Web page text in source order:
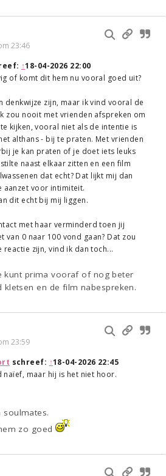
23:46
↑18-04-2026 22:00
of komt dit hem nu vooral goed uit?
denkwijze zijn, maar ik vind vooral de
zou nooit met vrienden afspreken om
kijken, vooral niet als de intentie is
althans - bij te praten. Met vrienden
je kan praten of je doet iets leuks
naast elkaar zitten en een film
dat echt? Dat lijkt mij dan
aanzet voor intimiteit.
dit echt bij mij liggen.
met haar verminderd toen jij
van 0 naar 100 vond gaan? Dat zou
reactie zijn, vind ik dan toch...
kunt prima vooraf of nog beter
en de film nabespreken.
23:59
schreef: ↑18-04-2026 22:45
naïef, maar hij is het niet hoor.
soulmates.
zo goed